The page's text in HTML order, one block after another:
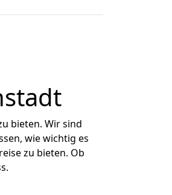
bieten. Wir sind
wie wichtig es
zu bieten. Ob